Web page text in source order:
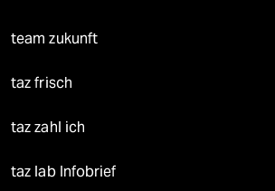
team zukunft
taz frisch
taz zahl ich
taz lab Infobrief